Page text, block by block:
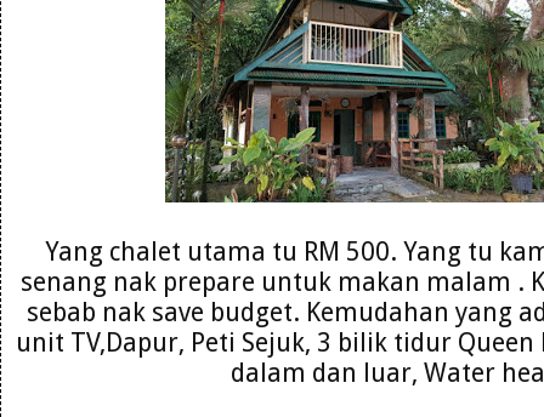
Yang chalet utama tu RM 500. Yang tu
senang nak prepare untuk makan malam .
sebab nak save budget. Kemudahan yang
unit TV,Dapur, Peti Sejuk, 3 bilik tidur Queen
dalam dan luar, Water